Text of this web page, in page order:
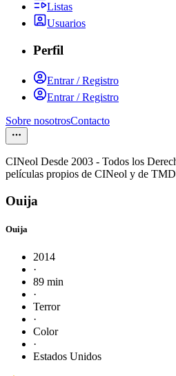
Listas
Usuarios
Perfil
Entrar / Registro
Entrar / Registro
Sobre nosotrosContacto
CINeol Desde 2003 - Todos los
películas propios de CINeol y de
Ouija
Ouija
2014
·
89 min
·
Terror
·
Color
·
Estados Unidos